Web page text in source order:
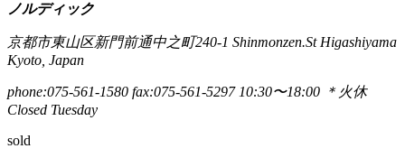
ノルディック
京都市東山区新門前通中之町240-1 Shinmonzen.St Higashiyama
Kyoto, Japan
phone:075-561-1580 fax:075-561-5297 10:30〜18:00 ＊火休
Closed Tuesday
sold